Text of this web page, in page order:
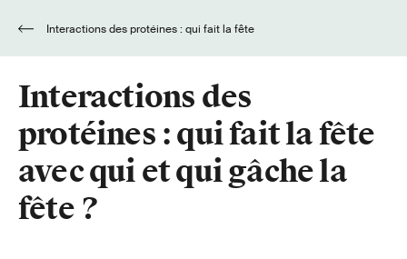
Interactions des
protéines : qui fait la fête
avec qui et qui gâche la
fête ?